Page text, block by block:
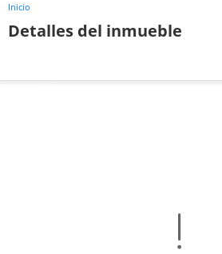
Inicio
Detalles del inmueble